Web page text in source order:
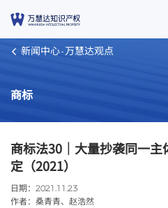
新闻中心 万慧达观点
商标
商标法30｜大量抄袭同一
定（2021）
日期： 2021.11.23
作者：桑青青、赵浩然